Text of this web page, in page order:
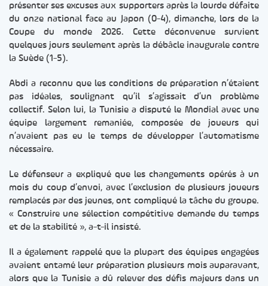
présenter ses excuses aux supporters après la lourde défaite
du onze national face au Japon (0-4), dimanche, lors de la
Coupe du monde 2026. Cette déconvenue survient
quelques jours seulement après la débâcle inaugurale contre
la Suède (1-5).
Abdi a reconnu que les conditions de préparation n’étaient
pas idéales, soulignant qu’il s’agissait d’un problème
collectif. Selon lui, la Tunisie a disputé le Mondial avec une
équipe largement remaniée, composée de joueurs qui
n’avaient pas eu le temps de développer l’automatisme
nécessaire.
Le défenseur a expliqué que les changements opérés à un
mois du coup d’envoi, avec l’exclusion de plusieurs joueurs
remplacés par des jeunes, ont compliqué la tâche du groupe.
« Construire une sélection compétitive demande du temps
et de la stabilité », a-t-il insisté.
Il a également rappelé que la plupart des équipes engagées
avaient entamé leur préparation plusieurs mois auparavant,
alors que la Tunisie a dû relever des défis majeurs dans un